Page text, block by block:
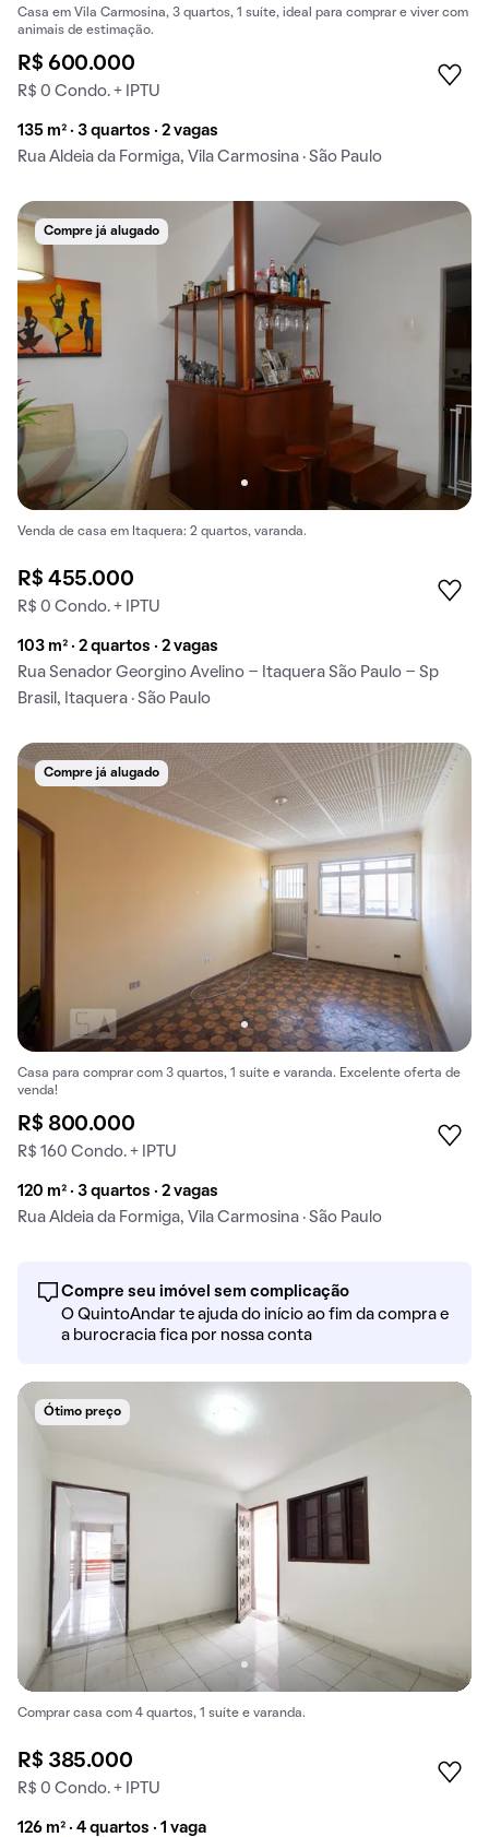
Casa em Vila Carmosina, 3 quartos, 1 suíte, ideal para comprar e viver com
animais de estimação.
R$ 600.000
R$ 0 Condo. + IPTU
135 m² · 3 quartos · 2 vagas
Rua Aldeia da Formiga, Vila Carmosina · São Paulo
Compre já alugado
Venda de casa em Itaquera: 2 quartos, varanda.
R$ 455.000
R$ 0 Condo. + IPTU
103 m² · 2 quartos · 2 vagas
Rua Senador Georgino Avelino - Itaquera São Paulo - Sp
Brasil, Itaquera · São Paulo
Compre já alugado
Casa para comprar com 3 quartos, 1 suíte e varanda. Excelente oferta de
venda!
R$ 800.000
R$ 160 Condo. + IPTU
120 m² · 3 quartos · 2 vagas
Rua Aldeia da Formiga, Vila Carmosina · São Paulo
Compre seu imóvel sem complicação
O QuintoAndar te ajuda do início ao fim da compra e
a burocracia fica por nossa conta
Ótimo preço
Comprar casa com 4 quartos, 1 suíte e varanda.
R$ 385.000
R$ 0 Condo. + IPTU
126 m² · 4 quartos · 1 vaga